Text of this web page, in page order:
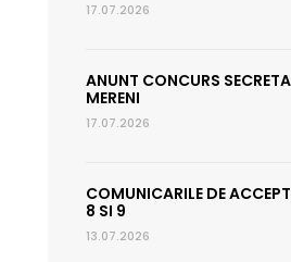
17.07.2026
ANUNT CONCURS
MERENI
17.07.2026
COMUNICARILE DE
8 SI 9
13.07.2026